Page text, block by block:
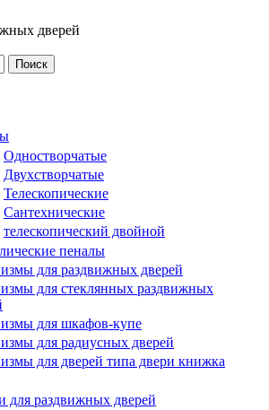
дверей
Одностворчатые
Двухстворчатые
Телескопические
Сантехнические
телескопический двойной
пеналы
для раздвижных дверей
для стеклянных раздвижных
для шкафов-купе
для радиусных дверей
для дверей типа двери книжка
для раздвижных дверей
Купить в один клик